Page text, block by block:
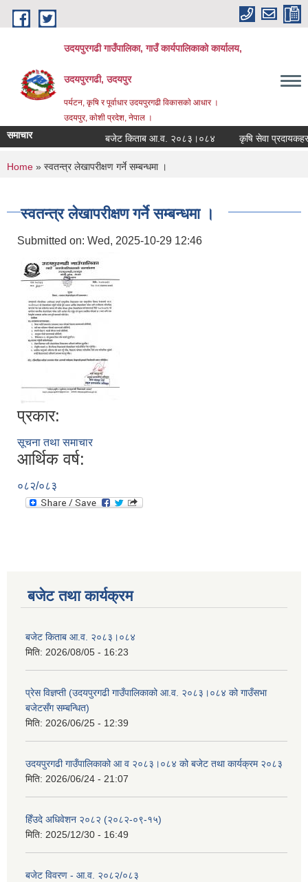
Skip to main content
उदयपुरगढी गाउँपालिका, गाउँ कार्यपालिकाको कार्यालय,
उदयपुरगढी, उदयपुर
पर्यटन, कृषि र पूर्वाधार उदयपुरगढी विकासकाे आधार ।
उदयपुर, काेशी प्रदेश, नेपाल ।
समाचार बजेट किताब आ.व. २०८३।०८४ कृषि सेवा
You are here
Home » स्वतन्त्र लेखापरीक्षण गर्ने सम्बन्धमा ।
स्वतन्त्र लेखापरीक्षण गर्ने सम्बन्धमा ।
Submitted on: Wed, 2025-10-29 12:46
प्रकार:
सूचना तथा समाचार
आर्थिक वर्ष:
०८२/०८३
बजेट तथा कार्यक्रम
बजेट किताब आ.व. २०८३।०८४
मिति: 2026/08/05 - 16:23
प्रेस विज्ञप्ती (उदयपुरगढी गाउँपालिकाको आ.व. २०८३।०८४ को गाउँसभा
बजेटसँग सम्बन्धित)
मिति: 2026/06/25 - 12:39
उदयपुरगढी गाउँपालिकाको आ व २०८३।०८४ को बजेट तथा कार्यक्रम २०८३
मिति: 2026/06/24 - 21:07
हिँउदे अधिवेशन २०८२ (२०८२-०९-१५)
मिति: 2025/12/30 - 16:49
बजेट विवरण - आ.व. २०८२/०८३